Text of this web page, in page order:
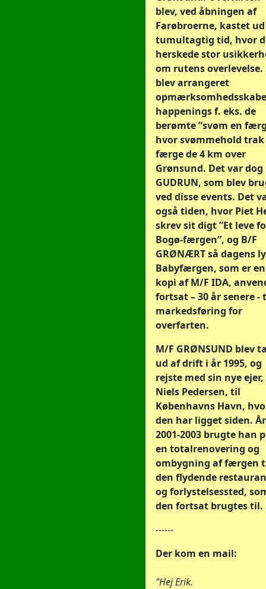
blev, ved åbningen af
Farøbroerne, kastet
tumultagtig tid, hvor
herskede stor
om rutens overlevelse.
blev arrangeret
happenings f. eks. de
berømte ”svøm en
hvor svømmehold trak
færge de 4 km over
Grønsund. Det var dog
GUDRUN, som blev
ved disse events. Det
også tiden, hvor Piet
skrev sit digt ”Et leve
Bogø-færgen”, og B/F
GRØNÆRT så dagens
Babyfærgen, som er
kopi af M/F IDA,
fortsat – 30 år senere -
markedsføring for
overfarten.
M/F GRØNSUND blev
ud af drift i år 1995, og
rejste med sin nye ejer,
Niels Pedersen, til
Københavns Havn,
den har ligget siden.
2001-2003 brugte han
en totalrenovering og
ombygning af færgen
den flydende
og forlystelsessted,
den fortsat brugtes til.
------
Der kom en mail:
"Hej Erik.